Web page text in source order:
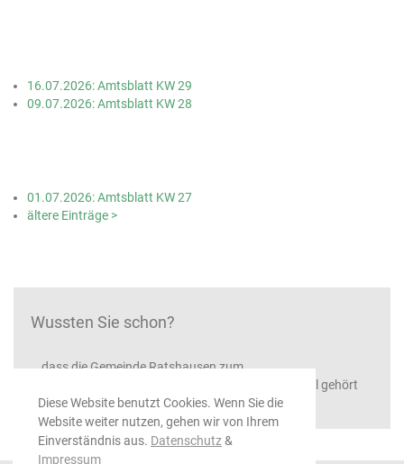
Diese Website benutzt Cookies. Wenn Sie die
Website weiter nutzen, gehen wir von Ihrem
Einverständnis aus. Datenschutz&
Impressum
16.07.2026: Amtsblatt KW 29
09.07.2026: Amtsblatt KW 28
01.07.2026: Amtsblatt KW 27
ältere Einträge >
Wussten Sie schon?
...dass die Gemeinde Ratshausen zum
Gemeindeverwaltungsverband Oberes Schlichemtal gehört